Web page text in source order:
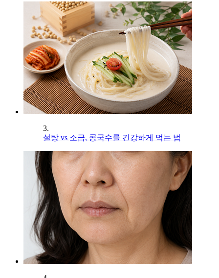
3.
설탕 vs 소금, 콩국수를 건강하게 먹는 법